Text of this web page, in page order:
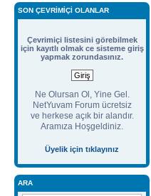
SON ÇEVRIMIÇI OLANLAR
Çevrimiçi listesini görebilmek
için kayıtlı olmak ce sisteme giriş
yapmak zorundasınız.
Ne Olursan Ol, Yine Gel.
NetYuvam Forum ücretsiz
ve herkese açık bir alandır.
Aramıza Hoşgeldiniz.
Üyelik için tıklayınız
ARA